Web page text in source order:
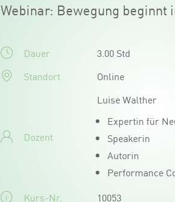
Webinar: Bewegung beginnt
Dauer
3.00 Std
Standort
Online
Dozent
Luise Walther
Expertin für
Speakerin
Autorin
Performance
Kurs-Nr.
10053